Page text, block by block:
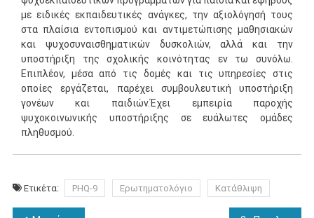
με ειδικές εκπαιδευτικές ανάγκες, την αξιολόγησή τους
στα πλαίσια εντοπισμού και αντιμετώπισης μαθησιακών
και ψυχοσυναισθηματικών δυσκολιών, αλλά και την
υποστήριξη της σχολικής κοινότητας εν τω συνόλω.
Επιπλέον, μέσα από τις δομές και τις υπηρεσίες στις
οποίες εργάζεται, παρέχει συμβουλευτική υποστήριξη
γονέων και παιδιών.Έχει εμπειρία παροχής
ψυχοκοινωνικής υποστήριξης σε ευάλωτες ομάδες
πληθυσμού.
Ετικέτα: PHQ-9 Ερωτηματολόγιο Κατάθλιψη